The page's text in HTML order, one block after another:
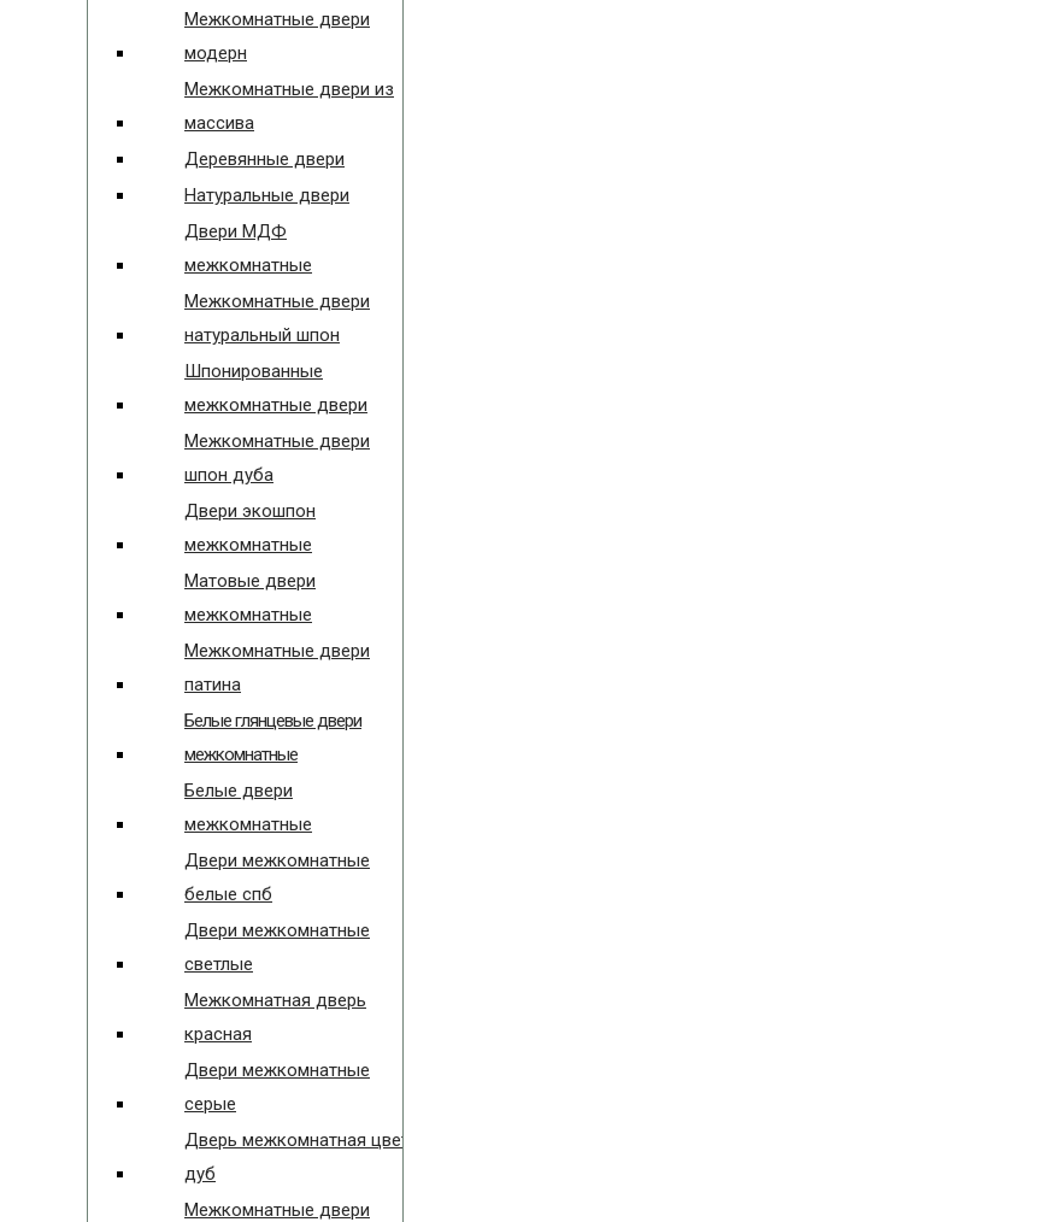
Межкомнатные двери
модерн
Межкомнатные двери из
массива
Деревянные двери
Натуральные двери
Двери МДФ
межкомнатные
Межкомнатные двери
натуральный шпон
Шпонированные
межкомнатные двери
Межкомнатные двери
шпон дуба
Двери экошпон
межкомнатные
Матовые двери
межкомнатные
Межкомнатные двери
патина
Белые глянцевые двери
межкомнатные
Белые двери
межкомнатные
Двери межкомнатные
белые спб
Двери межкомнатные
светлые
Межкомнатная дверь
красная
Двери межкомнатные
серые
Дверь межкомнатная цвет
дуб
Межкомнатные двери